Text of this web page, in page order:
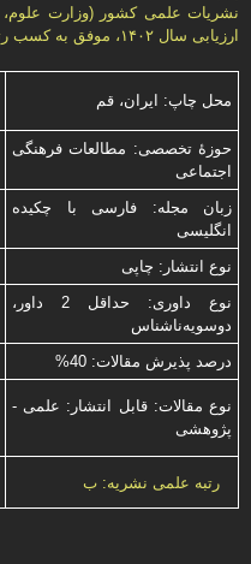
ارزیابی سال ۱۴۰۲، موفق به کسب رتبه ب شده است.
محل چاپ: ایران، قم
حوزۀ تخصصی: مطالعات فرهنگی
اجتماعی
زبان مجله: فارسی با چكیده
انگلیسی
نوع انتشار: چاپی
نوع داوری: حداقل 2 داور،
دوسویه‌ناشناس
درصد پذیرش مقالات: 40%
نوع مقالات: قابل انتشار: علمی -
پژوهشی
رتبه علمی نشریه: ب